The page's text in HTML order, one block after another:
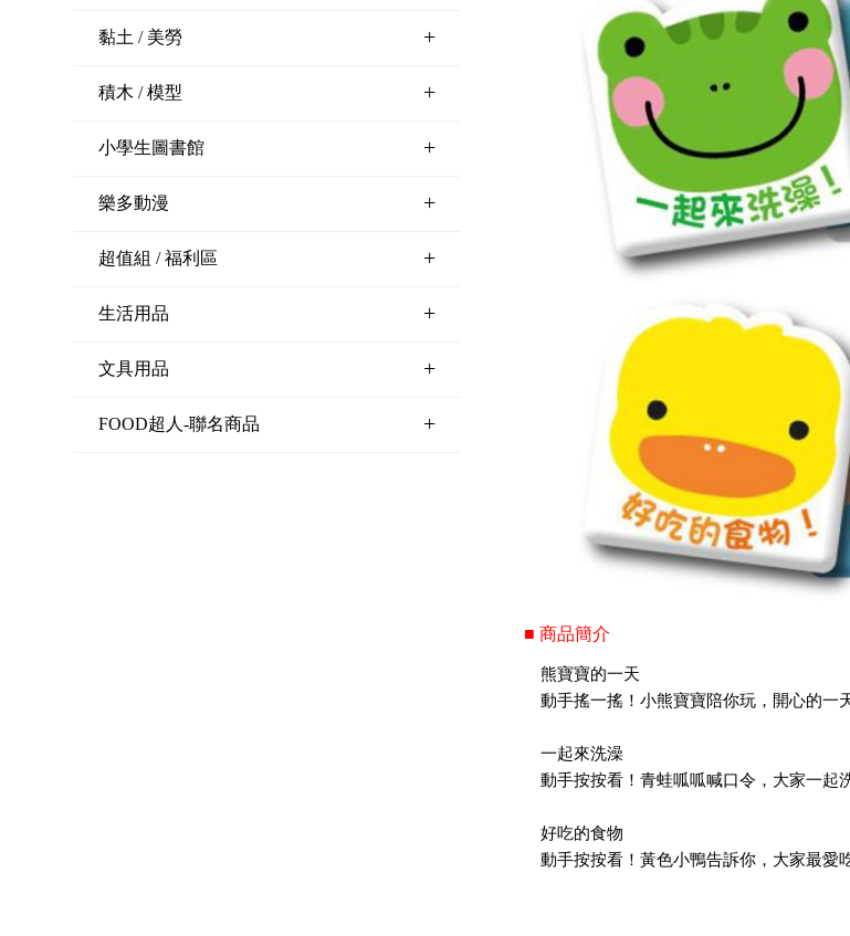
黏土 / 美勞 +
積木 / 模型 +
小學生圖書館 +
樂多動漫 +
超值組 / 福利區 +
生活用品 +
文具用品 +
FOOD超人-聯名商品 +
■ 商品簡介
熊寶寶的一天
動手搖一搖！小熊寶寶陪你玩，開心的一
一起來洗澡
動手按按看！青蛙呱呱喊口令，大家一起
好吃的食物
動手按按看！黃色小鴨告訴你，大家最愛